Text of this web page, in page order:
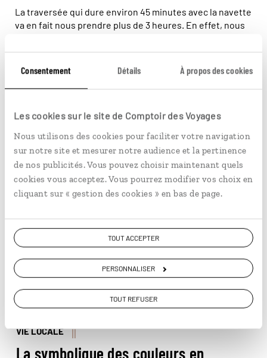
Consentement Détails À propos des cookies
Les cookies sur le site de Comptoir des Voyages
Nous utilisons des cookies pour faciliter votre navigation
sur notre site et mesurer notre audience et la pertinence
de nos publicités. Vous pouvez choisir maintenant quels
cookies vous acceptez. Vous pourrez modifier vos choix en
cliquant sur « gestion des cookies » en bas de page.
TOUT ACCEPTER
PERSONNALISER
TOUT REFUSER
La traversée qui dure environ 45 minutes avec la navette
va en fait nous prendre plus de 3 heures. En effet, nous
était déchaînée. Trois heures interminables à nous faire
secouer comme des pruneaux et à se cogner le dos et
les genoux. Après avoir accosté sur Railay Beach, notre
vaillant pêcheur a décidé d’attendre le lendemain pour
Vous aimerez aussi...
© Franck Guiziou/hemis
VIE LOCALE
La symbolique des couleurs en